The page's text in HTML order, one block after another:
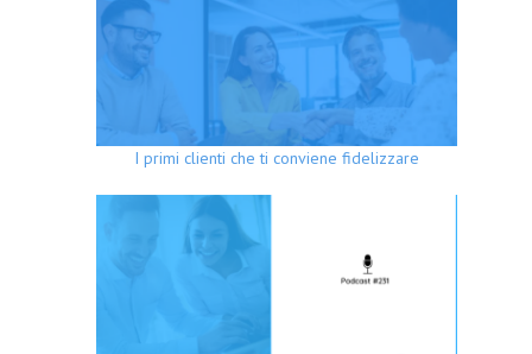
I primi clienti che ti conviene fidelizzare